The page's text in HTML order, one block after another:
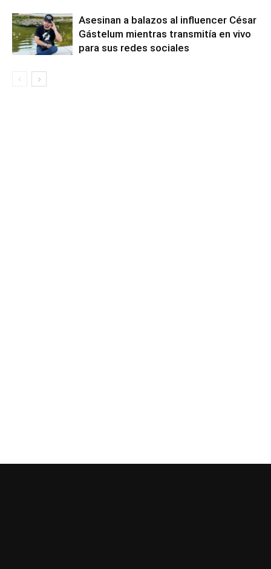
Asesinan a balazos al influencer César
Gástelum mientras transmitía en vivo
para sus redes sociales